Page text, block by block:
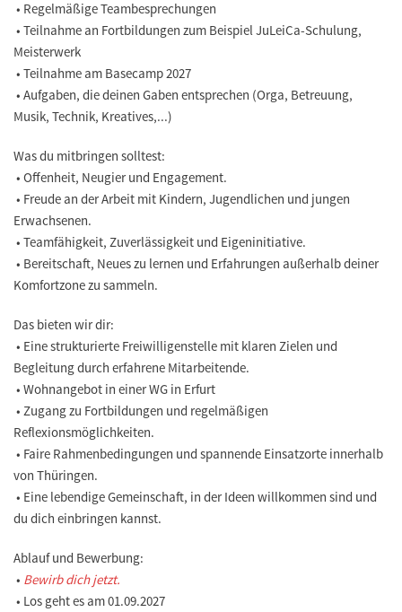
• Regelmäßige Teambesprechungen
• Teilnahme an Fortbildungen zum Beispiel JuLeiCa-Schulung,
Meisterwerk
• Teilnahme am Basecamp 2027
• Aufgaben, die deinen Gaben entsprechen (Orga, Betreuung,
Musik, Technik, Kreatives,...)
Was du mitbringen solltest:
• Offenheit, Neugier und Engagement.
• Freude an der Arbeit mit Kindern, Jugendlichen und jungen
Erwachsenen.
• Teamfähigkeit, Zuverlässigkeit und Eigeninitiative.
• Bereitschaft, Neues zu lernen und Erfahrungen außerhalb deiner
Komfortzone zu sammeln.
Das bieten wir dir:
• Eine strukturierte Freiwilligenstelle mit klaren Zielen und
Begleitung durch erfahrene Mitarbeitende.
• Wohnangebot in einer WG in Erfurt
• Zugang zu Fortbildungen und regelmäßigen
Reflexionsmöglichkeiten.
• Faire Rahmenbedingungen und spannende Einsatzorte innerhalb
von Thüringen.
• Eine lebendige Gemeinschaft, in der Ideen willkommen sind und
du dich einbringen kannst.
Ablauf und Bewerbung:
• Bewirb dich jetzt.
• Los geht es am 01.09.2027